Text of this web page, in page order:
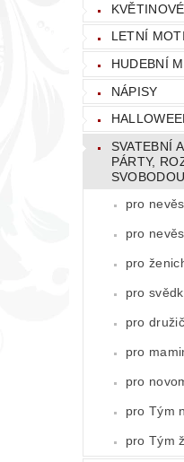
LETNÍ
HUDEBNÍ
NÁPISY
SVATEBNÍ
PÁRTY,
SVOBODOU
pro
pro
pro
pro
pro
pro
pro
pro Tým
pro Tým